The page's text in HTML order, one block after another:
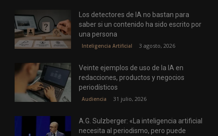
Los detectores de IA no bastan para
saber si un contenido ha sido escrito por
una persona
Inteligencia Artificial 3 agosto, 2026
Veinte ejemplos de uso de la IA en
redacciones, productos y negocios
periodísticos
Audiencia 31 julio, 2026
A.G. Sulzberger: «La inteligencia artificial
necesita al periodismo, pero puede